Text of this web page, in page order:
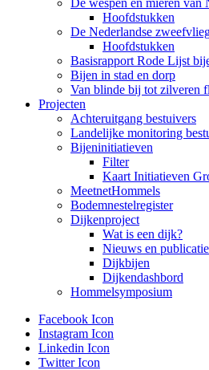
De wespen en mieren van
Hoofdstukken
De Nederlandse
Hoofdstukken
Basisrapport Rode Lijst
Bijen in stad en dorp
Van blinde bij tot zilveren
Projecten
Achteruitgang bestuivers
Landelijke monitoring
Bijeninitiatieven
Filter
Kaart Initiatieven
MeetnetHommels
Bodemnestelregister
Dijkenproject
Wat is een dijk?
Nieuws en
Dijkbijen
Dijkendashbord
Hommelsymposium
Facebook Icon
Instagram Icon
Linkedin Icon
Twitter Icon